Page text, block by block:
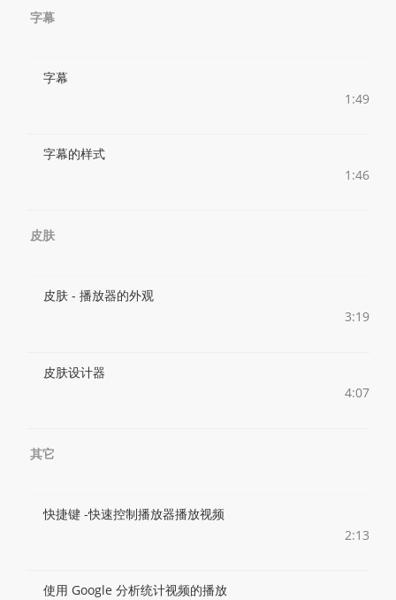
字幕
字幕
1:49
字幕的样式
1:46
皮肤
皮肤 - 播放器的外观
3:19
皮肤设计器
4:07
其它
快捷键 -快速控制播放器播放视频
2:13
使用 Google 分析统计视频的播放